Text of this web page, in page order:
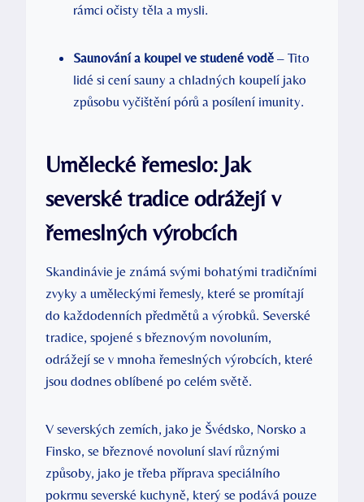
rámci očisty těla a mysli.
Saunování a koupel ve studené vodě – Tito
lidé si cení sauny a chladných koupelí jako
způsobu vyčištění pórů a posílení imunity.
Umělecké řemeslo: Jak
severské tradice odrážejí v
řemeslných výrobcích
Skandinávie je známá svými bohatými tradičními
zvyky a uměleckými řemesly, které se promítají
do každodenních předmětů a výrobků. Severské
tradice, spojené s březnovým novoluním,
odrážejí se v mnoha řemeslných výrobcích, které
jsou dodnes oblíbené po celém světě.
V severských zemích, jako je Švédsko, Norsko a
Finsko, se březnové novoluní slaví různými
způsoby, jako je třeba příprava speciálního
pokrmu severské kuchyně, který se podává pouze